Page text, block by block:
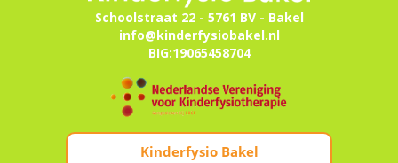
Schoolstraat 22 - 5761 BV - Bakel
info@kinderfysiobakel.nl
BIG:19065458704